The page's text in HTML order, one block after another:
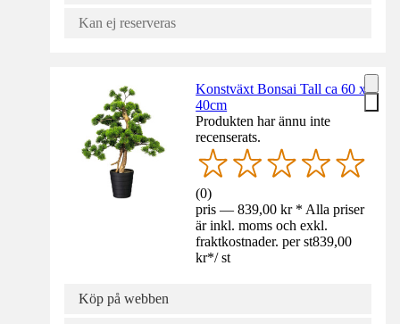
Kan ej reserveras
Konstväxt Bonsai Tall ca 60 x
40cm
Produkten har ännu inte
recenserats.
(0)
pris — 839,00 kr * Alla priser
är inkl. moms och exkl.
fraktkostnader. per st839,00
kr*/ st
Köp på webben